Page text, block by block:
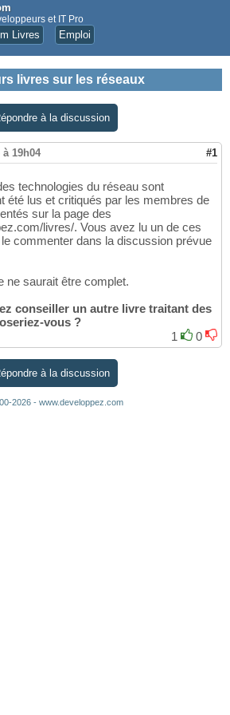
et IT Pro
Livres Emploi
livres sur les réseaux
à la discussion
à 19h04 #1
technologies du réseau sont
été lus et critiqués par les membres de
sur la page des
livres/. Vous avez lu un de ces
commenter dans la discussion prévue
ne saurait être complet.
conseiller un autre livre traitant des
vous ?
1
0
à la discussion
2026 - www.developpez.com